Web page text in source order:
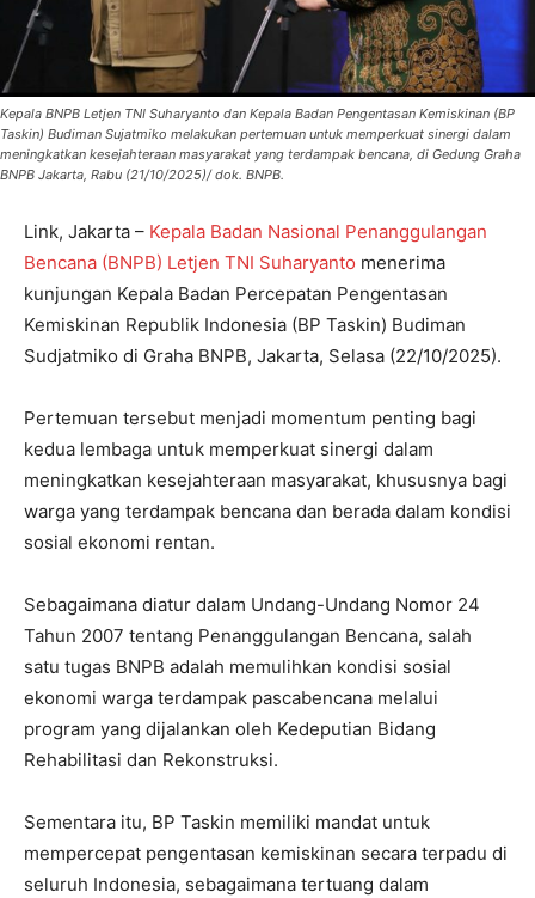
Kepala BNPB Letjen TNI Suharyanto dan Kepala Badan Pengentasan Kemiskinan (BP
Taskin) Budiman Sujatmiko melakukan pertemuan untuk memperkuat sinergi dalam
meningkatkan kesejahteraan masyarakat yang terdampak bencana, di Gedung Graha
BNPB Jakarta, Rabu (21/10/2025)/ dok. BNPB.
Link, Jakarta – Kepala Badan Nasional Penanggulangan
Bencana (BNPB) Letjen TNI Suharyanto menerima
kunjungan Kepala Badan Percepatan Pengentasan
Kemiskinan Republik Indonesia (BP Taskin) Budiman
Sudjatmiko di Graha BNPB, Jakarta, Selasa (22/10/2025).
Pertemuan tersebut menjadi momentum penting bagi
kedua lembaga untuk memperkuat sinergi dalam
meningkatkan kesejahteraan masyarakat, khususnya bagi
warga yang terdampak bencana dan berada dalam kondisi
sosial ekonomi rentan.
Sebagaimana diatur dalam Undang-Undang Nomor 24
Tahun 2007 tentang Penanggulangan Bencana, salah
satu tugas BNPB adalah memulihkan kondisi sosial
ekonomi warga terdampak pascabencana melalui
program yang dijalankan oleh Kedeputian Bidang
Rehabilitasi dan Rekonstruksi.
Sementara itu, BP Taskin memiliki mandat untuk
mempercepat pengentasan kemiskinan secara terpadu di
seluruh Indonesia, sebagaimana tertuang dalam